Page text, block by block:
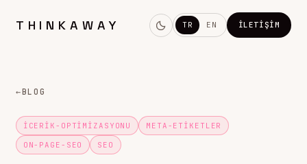
THINKAWAY TR EN İLETIŞIM
←BLOG
ICERIK-OPTIMIZASYONU
META-ETIKETLER
ON-PAGE-SEO
SEO